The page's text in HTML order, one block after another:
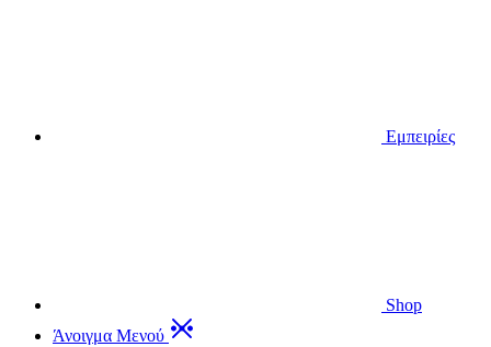
Εμπειρίες
Shop
Άνοιγμα Μενού